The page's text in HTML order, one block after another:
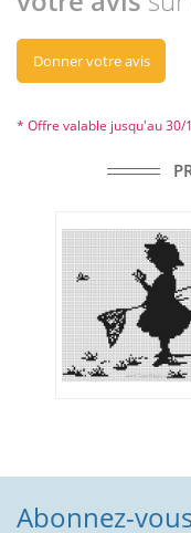
Donner votre avis
* Offre valable jusqu'au 30/
Abonnez-